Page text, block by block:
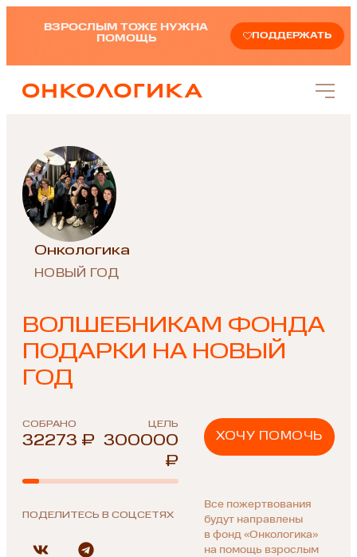
ВЗРОСЛЫМ ТОЖЕ НУЖНА
ПОМОЩЬ
ПОДДЕРЖАТЬ
Онкологика
НОВЫЙ ГОД
ВОЛШЕБНИКАМ ФОНДА
ПОДАРКИ НА НОВЫЙ
ГОД
СОБРАНО ЦЕЛЬ
32273 ₽ 300000
₽
ПОДЕЛИТЕСЬ В СОЦСЕТЯХ
ХОЧУ ПОМОЧЬ
Все пожертвования
будут направлены
в фонд «Онкологика»
на помощь взрослым